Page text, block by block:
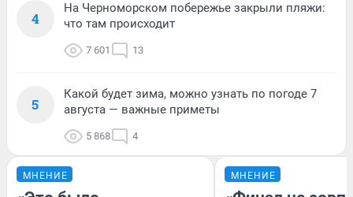
4
На Черноморском побережье закрыли пляжи:
что там происходит
7 601 13
5
Какой будет зима, можно узнать по погоде 7
августа — важные приметы
5 868 4
МНЕНИЕ МНЕНИЕ